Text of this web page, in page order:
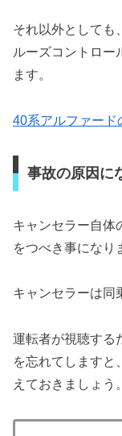
それ以外としても
ルーズコントロー
ます。
40系アルファード
事故の原因に
キャンセラー自体
をつべき事になり
キャンセラーは同
運転者が視聴する
を忘れてしますと
えておきましょう。